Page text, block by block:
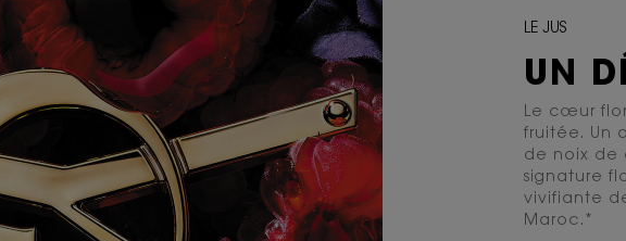
LE JUS
UN
Le cœur
fruitée. Un
de noix de
signature
vivifiante
Maroc.*